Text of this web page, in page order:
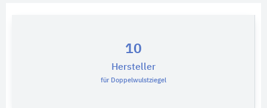
10
Hersteller
für Doppelwulstziegel